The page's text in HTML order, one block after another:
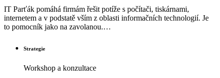
IT Parťák pomáhá firmám řešit potíže s počítači, tiskárnami,
internetem a v podstatě vším z oblasti informačních technologií. Je
to pomocník jako na zavolanou.…
Strategie
Workshop a konzultace